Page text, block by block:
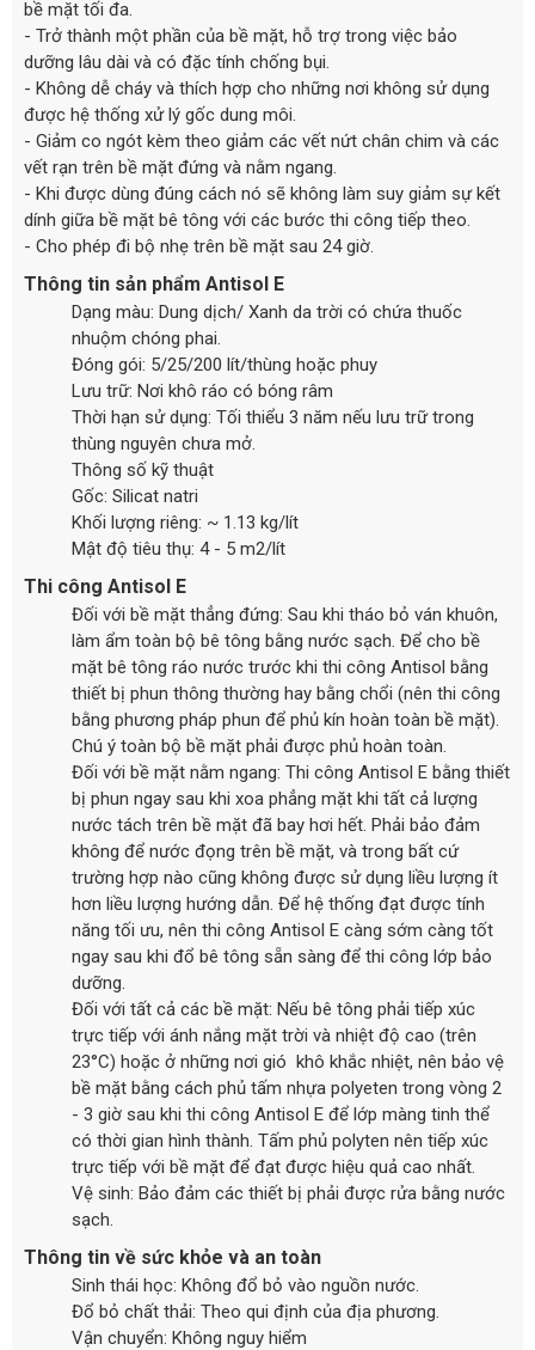
bề mặt tối đa.
- Trở thành một phần của bề mặt, hỗ trợ trong việc bảo
dưỡng lâu dài và có đặc tính chống bụi.
- Không dễ cháy và thích hợp cho những nơi không sử dụng
được hệ thống xử lý gốc dung môi.
- Giảm co ngót kèm theo giảm các vết nứt chân chim và các
vết rạn trên bề mặt đứng và nằm ngang.
- Khi được dùng đúng cách nó sẽ không làm suy giảm sự kết
dính giữa bề mặt bê tông với các bước thi công tiếp theo.
- Cho phép đi bộ nhẹ trên bề mặt sau 24 giờ.
Thông tin sản phẩm Antisol E
Dạng màu: Dung dịch/ Xanh da trời có chứa thuốc
nhuộm chóng phai.
Đóng gói: 5/25/200 lít/thùng hoặc phuy
Lưu trữ: Nơi khô ráo có bóng râm
Thời hạn sử dụng: Tối thiểu 3 năm nếu lưu trữ trong
thùng nguyên chưa mở.
Thông số kỹ thuật
Gốc: Silicat natri
Khối lượng riêng: ~ 1.13 kg/lít
Mật độ tiêu thụ: 4 - 5 m2/lít
Thi công Antisol E
Đối với bề mặt thẳng đứng: Sau khi tháo bỏ ván khuôn,
làm ẩm toàn bộ bê tông bằng nước sạch. Để cho bề
mặt bê tông ráo nước trước khi thi công Antisol bằng
thiết bị phun thông thường hay bằng chổi (nên thi công
bằng phương pháp phun để phủ kín hoàn toàn bề mặt).
Chú ý toàn bộ bề mặt phải được phủ hoàn toàn.
Đối với bề mặt nằm ngang: Thi công Antisol E bằng thiết
bị phun ngay sau khi xoa phẳng mặt khi tất cả lượng
nước tách trên bề mặt đã bay hơi hết. Phải bảo đảm
không để nước đọng trên bề mặt, và trong bất cứ
trường hợp nào cũng không được sử dụng liều lượng ít
hơn liều lượng hướng dẫn. Để hệ thống đạt được tính
năng tối ưu, nên thi công Antisol E càng sớm càng tốt
ngay sau khi đổ bê tông sẵn sàng để thi công lớp bảo
dưỡng.
Đối với tất cả các bề mặt: Nếu bê tông phải tiếp xúc
trực tiếp với ánh nắng mặt trời và nhiệt độ cao (trên
23°C) hoặc ở những nơi gió khô khắc nhiệt, nên bảo vệ
bề mặt bằng cách phủ tấm nhựa polyeten trong vòng 2
- 3 giờ sau khi thi công Antisol E để lớp màng tinh thể
có thời gian hình thành. Tấm phủ polyten nên tiếp xúc
trực tiếp với bề mặt để đạt được hiệu quả cao nhất.
Vệ sinh: Bảo đảm các thiết bị phải được rửa bằng nước
sạch.
Thông tin về sức khỏe và an toàn
Sinh thái học: Không đổ bỏ vào nguồn nước.
Đổ bỏ chất thải: Theo qui định của địa phương.
Vận chuyển: Không nguy hiểm